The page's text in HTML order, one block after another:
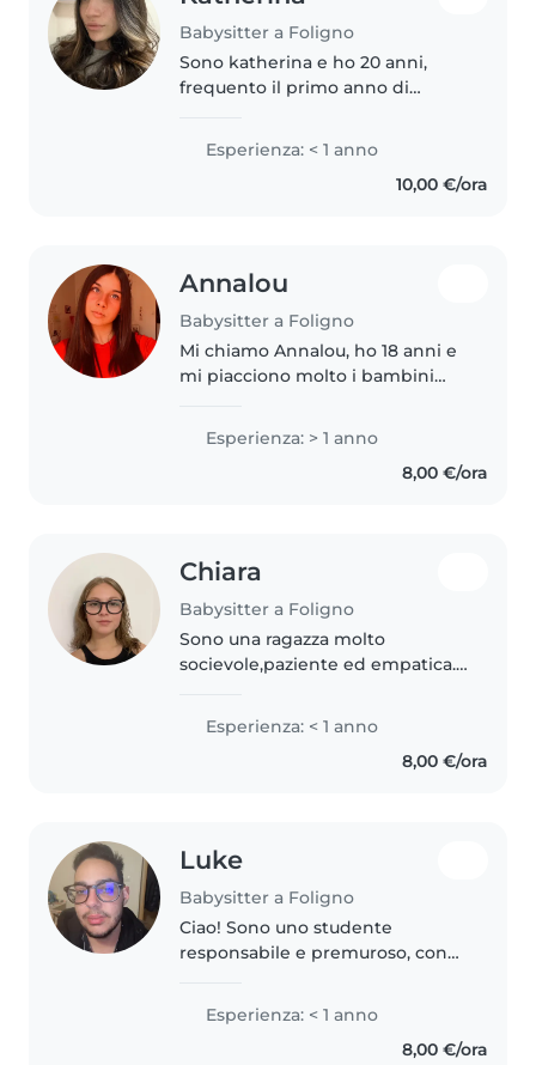
Babysitter a Foligno
Sono katherina e ho 20 anni,
frequento il primo anno di
intraprendere questo lavoro sia
per la sua flessibilità ma
soprattutto per aiutare i genitori
Esperienza: < 1 anno
10,00 €/ora
Annalou
Babysitter a Foligno
Mi chiamo Annalou, ho 18 anni e
mi piacciono molto i bambini
l'animatrice. Sono disponibile
per aiuto compiti, alcune
faccende domestiche e per
Esperienza: > 1 anno
8,00 €/ora
Chiara
Babysitter a Foligno
Sono una ragazza molto
socievole,paziente ed empatica.
bambini e fare attività creative
con loro. Non ho esperienza ma
Esperienza: < 1 anno
8,00 €/ora
Luke
Babysitter a Foligno
Ciao! Sono uno studente
responsabile e premuroso, con
bambini della scuola primaria e
mi sento a mio agio con animali
Esperienza: < 1 anno
8,00 €/ora